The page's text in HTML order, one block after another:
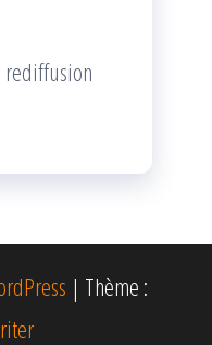
rediffusion
| Thème :